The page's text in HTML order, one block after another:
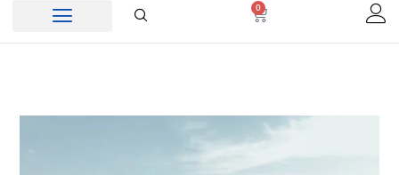
0
Handlekurv